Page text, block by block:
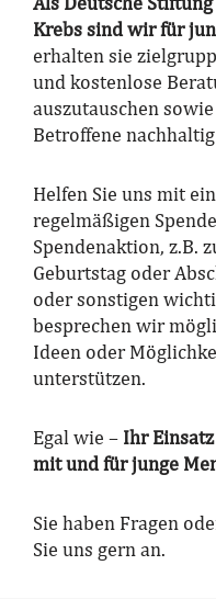
Als Deutsche
Krebs sind wir für
erhalten sie
und kostenlose
auszutauschen
Betroffene
Helfen Sie uns mit
regelmäßigen
Spendenaktion, z.B.
Geburtstag oder
oder sonstigen
besprechen wir
Ideen oder
unterstützen.
Egal wie – Ihr
mit und für junge
Sie haben Fragen
Sie uns gern an.